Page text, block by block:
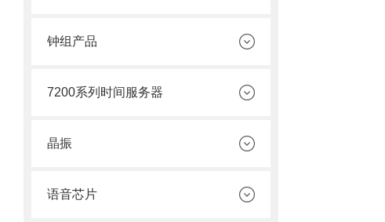
钟组产品
7200系列时间服务器
晶振
语音芯片